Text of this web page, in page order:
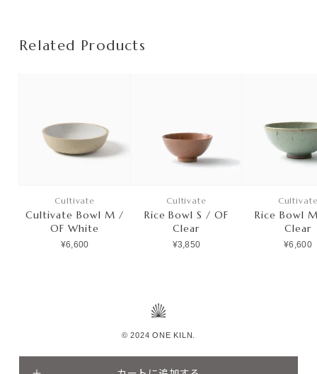
Related Products
Cultivate
Cultivate Bowl M /
OF White
¥6,600
Cultivate
Rice Bowl S / OF
Clear
¥3,850
Rice Bowl
Clear
¥6,600
© 2024 ONE KILN.